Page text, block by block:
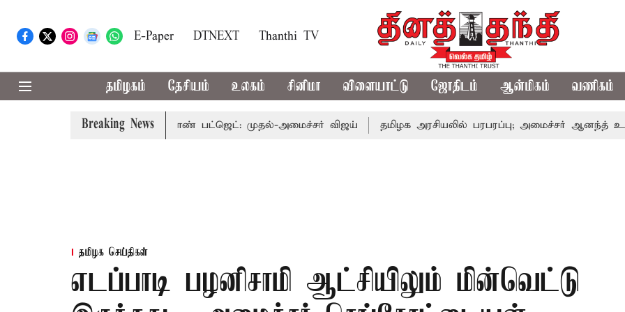
E-Paper DTNEXT Thanthi TV
தமிழகம் தேசியம் உலகம் சினிமா விளையாட்டு ஜோதிடம் ஆன்மிகம் வணிகம்
Breaking News
கூடிய வேளாண் பட்ஜெட்: முதல்-அமைச்சர் விஜய் தமிழக அரசியலில் பரபரப்பு; அமைச்சர் ஆனந்த் உடன்
தமிழக செய்திகள்
எடப்பாடி பழனிசாமி ஆட்சியிலும் மின்வெட்டு